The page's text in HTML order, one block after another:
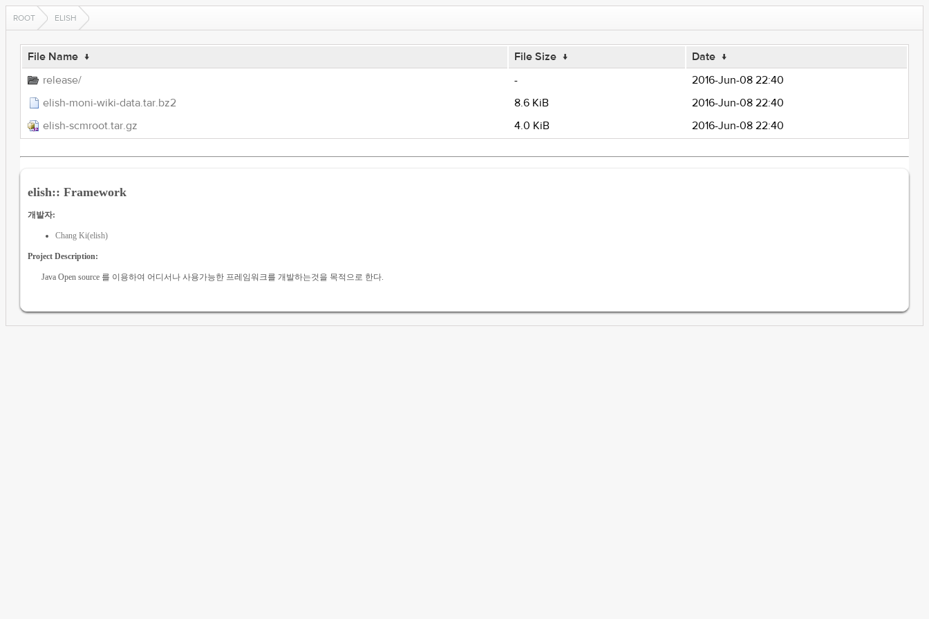
ROOT ELISH
File Name ↓ File Size ↓ Date ↓
release/
-
2016-Jun-08 22:40
elish-moni-wiki-data.tar.bz2
8.6 KiB
2016-Jun-08 22:40
elish-scmroot.tar.gz
4.0 KiB 2016-Jun-08 22:40
elish:: Framework
개발자:
Chang Ki(elish)
Project Description:
Java Open source 를 이용하여 어디서나 사용가능한 프레임워크를 개발하는것을 목적으로 한다.